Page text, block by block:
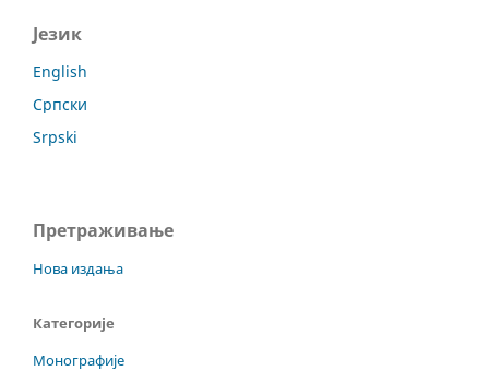
Језик
English
Српски
Srpski
Претраживање
Нова издања
Категорије
Монографије